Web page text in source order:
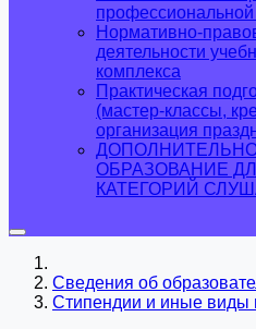
профессиональной
Нормативно-
деятельности
комплекса
Практическая
(мастер-классы,
организация
ОБРАЗОВАНИЕ
КАТЕГОРИЙ
Сведения об
Стипендии и иные виды